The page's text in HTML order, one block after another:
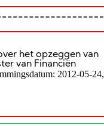
het opzeggen van
van Financiën
2012-05-24,